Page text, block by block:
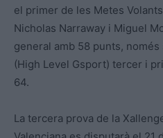
el primer de les Metes
Nicholas Narraway i Miguel
general amb 58 punts,
(High Level Gsport) tercer i
64.
La tercera prova de la